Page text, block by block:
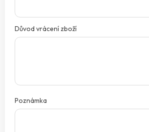
Důvod vrácení zboží
Poznámka